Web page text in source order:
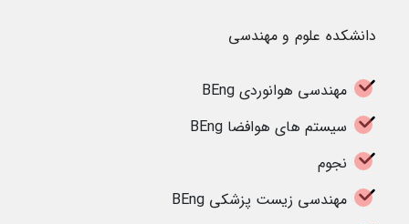
دانشکده علوم و مهندسی
مهندسی هوانوردی BEng
سیستم های هوافضا BEng
نجوم
مهندسی زیست پزشکی BEng